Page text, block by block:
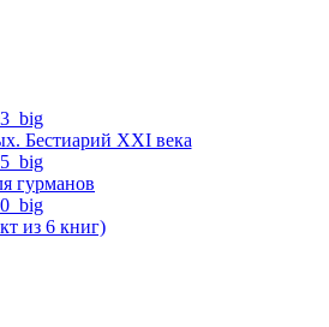
Бестиарий XXI века
гурманов
из 6 книг)